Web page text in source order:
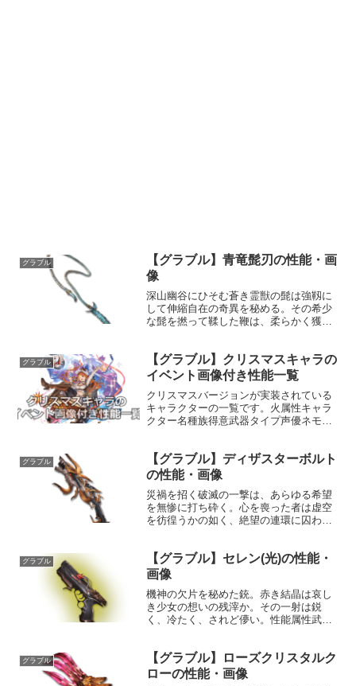
グラブル
【グラブル】青竜髭刃の性能・画
像
深山幽谷にひそむ蒼き霊獣の髭は強靱に
して伸縮自在の奇異を秘める。その希少
な髭を撚って鞣した鞭は、柔らかく獲物
HP攻撃力MAXLv2002290150奥義四象雲
流嵐吹・東...
グラブル
【グラブル】クリスマスキャラの
イベント画像付き性能一覧
クリスマスバージョンが実装されている
キャラクターの一覧です。火属性キャラ
クター名種族得意武器タイプ声優ネモネ
ついでに全空にプレゼントを振りまいて
やろうと、テキトー少...
グラブル
【グラブル】ディザスターボルト
の性能・画像
災禍を招く破滅の一撃は、あらゆる希望
を無惨に打ち砕く。心を喪った者は虚空
を彷徨うかの如く、絶望の連環に囚われ
に火属性3.5倍ダメージ〔減衰値1,685,0...
グラブル
【グラブル】セレン(光)の性能・
画像
機神の欠片を秘めた銃。赤き結晶は哀し
き少女の想いの残滓か。その一射は鋭
く、冷たく、されど儚い。性能属性武器
属性5.5倍ダメージ〔減衰値1,685,000ダ
メージ〕敵に光...
グラブル
【グラブル】ローズクリスタルク
ローの性能・画像